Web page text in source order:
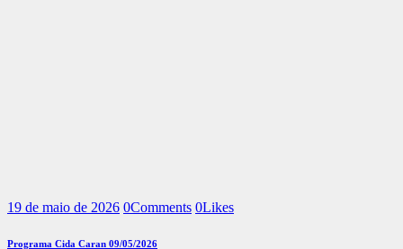
19 de maio de 2026 0Comments 0Likes
Programa Cida Caran 09/05/2026